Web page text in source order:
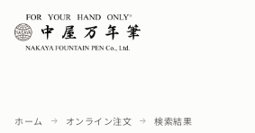
ホーム オンライン注文 検索結果